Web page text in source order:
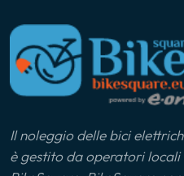
attraverserete alcuni dei
zona, immergendovi nei
ricca cultura
regione celebre nel
friendly che unisce il
d'Italia, accessibile a
Il noleggio delle bici
è gestito da operatori locali